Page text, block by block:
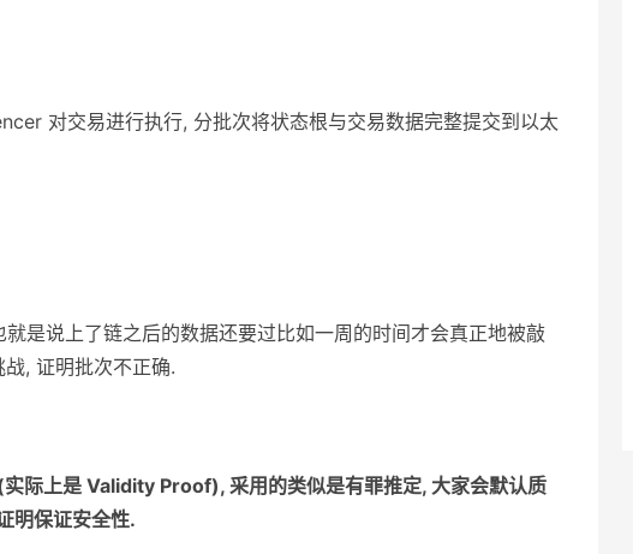
对交易进行执行, 分批次将状态根与交易数据完整提交到以太
就是说上了链之后的数据还要过比如一周的时间才会真正地被敲
, 证明批次不正确.
际上是 Validity Proof), 采用的类似是有罪推定, 大家会默认质
明保证安全性.